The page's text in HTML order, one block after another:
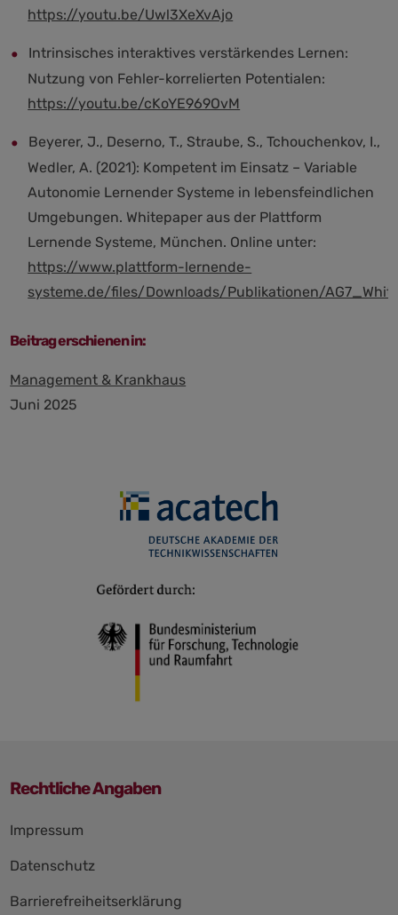
https://youtu.be/Uwl3XeXvAjo
Intrinsisches interaktives verstärkendes Lernen:
Nutzung von Fehler-korrelierten Potentialen:
https://youtu.be/cKoYE969OvM
Beyerer, J., Deserno, T., Straube, S., Tchouchenkov, I.,
Wedler, A. (2021): Kompetent im Einsatz – Variable
Autonomie Lernender Systeme in lebensfeindlichen
Umgebungen. Whitepaper aus der Plattform
Lernende Systeme, München. Online unter:
https://www.plattform-lernende-
systeme.de/files/Downloads/Publikationen/
Beitrag erschienen in:
Management & Krankhaus
Juni 2025
Rechtliche Angaben
überspringen
Impressum
Datenschutz
Barrierefreiheitserklärung